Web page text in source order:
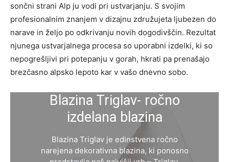
sončni strani Alp ju vodi pri ustvarjanju. S svojim
profesionalnim znanjem v dizajnu združujeta ljubezen do
narave in željo po odkrivanju novih dogodivščin. Rezultat
njunega ustvarjalnega procesa so uporabni izdelki, ki so
nepogrešljivi pri potepanju v gorah, hkrati pa prenašajo
brezčasno alpsko lepoto kar v vašo dnevno sobo.
Blazina Triglav- ročno
izdelana blazina
Blazina Triglav je edinstvena ročno
narejena dekorativna blazina, ki ponosno